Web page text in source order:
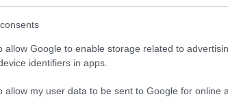
allow Google to enable storage related to
identifiers in apps.
allow my user data to be sent to Google for online
cliccandoqui